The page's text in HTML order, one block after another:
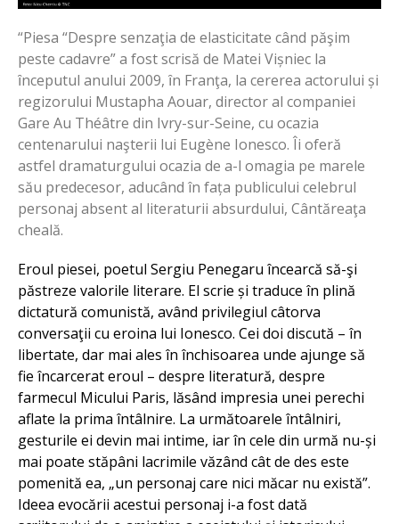
“Piesa “Despre senzaţia de elasticitate când păşim
peste cadavre” a fost scrisă de Matei Vișniec la
ȋnceputul anului 2009, ȋn Franţa, la cererea actorului și
regizorului Mustapha Aouar, director al companiei
Gare Au Théâtre din Ivry-sur-Seine, cu ocazia
centenarului naşterii lui Eugène Ionesco. Îi oferă
astfel dramaturgului ocazia de a-l omagia pe marele
său predecesor, aducând în fața publicului celebrul
personaj absent al literaturii absurdului, Cântăreaţa
cheală.
Eroul piesei, poetul Sergiu Penegaru încearcă să-şi
păstreze valorile literare. El scrie și traduce în plină
dictatură comunistă, având privilegiul câtorva
conversaţii cu eroina lui Ionesco. Cei doi discută – în
libertate, dar mai ales în închisoarea unde ajunge să
fie încarcerat eroul – despre literatură, despre
farmecul Micului Paris, lăsând impresia unei perechi
aflate la prima întâlnire. La următoarele întâlniri,
gesturile ei devin mai intime, iar în cele din urmă nu-și
mai poate stăpâni lacrimile văzând cât de des este
pomenită ea, „un personaj care nici măcar nu există”.
Ideea evocării acestui personaj i-a fost dată